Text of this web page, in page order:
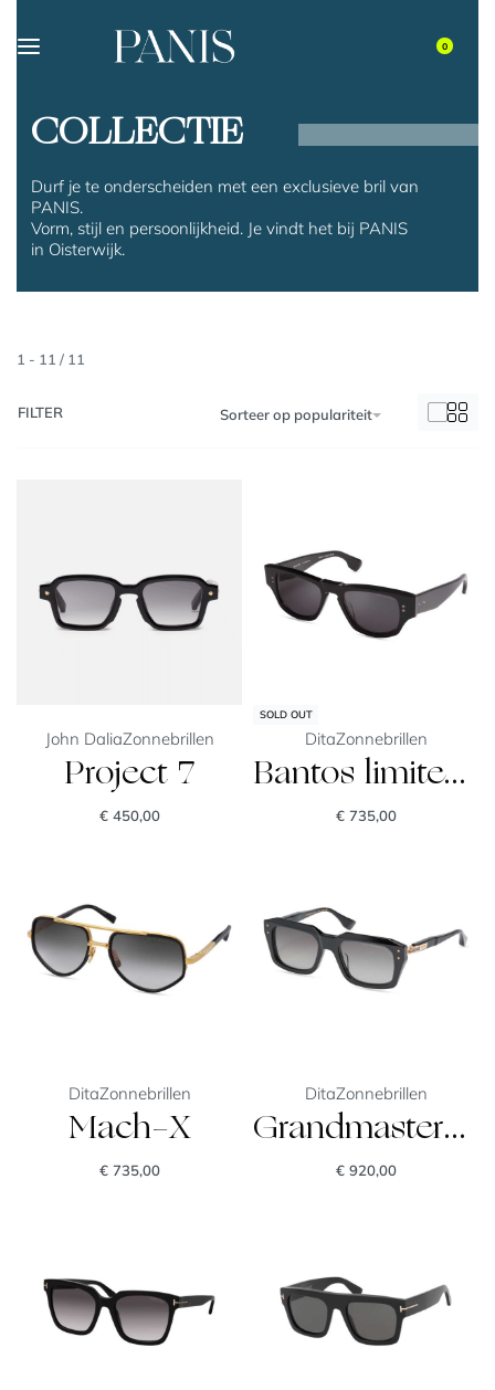
0
COLLECTIE
Durf je te onderscheiden met een exclusieve bril van
PANIS.
Vorm, stijl en persoonlijkheid. Je vindt het bij PANIS
in Oisterwijk.
1 - 11 / 11
Sorteer op populariteit
FILTER
John DaliaZonnebrillen
Project 7
€450,00
SOLD OUT
DitaZonnebrillen
Bantos limited edition
€735,00
DitaZonnebrillen
Mach-X
€735,00
DitaZonnebrillen
Grandmaster-Nine
€920,00